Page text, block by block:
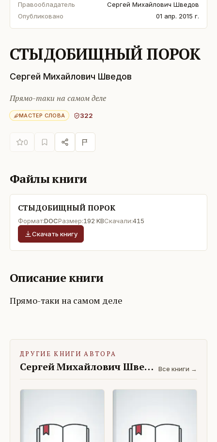
Правообладатель
Сергей Михайлович Шведов
Опубликовано
01 апр. 2015 г.
СТЫДОБИЩНЫЙ ПОРОК
Сергей Михайлович Шведов
Прямо-таки на самом деле
МАСТЕР СЛОВА 322
0
Файлы книги
СТЫДОБИЩНЫЙ ПОРОК
Формат:DOCРазмер:192 KBСкачали:415
Скачать книгу
Описание книги
Прямо-таки на самом деле
ДРУГИЕ КНИГИ АВТОРА
Сергей Михайлович Шведов Все книги →